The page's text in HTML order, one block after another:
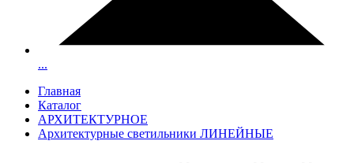
...
Главная
Каталог
АРХИТЕКТУРНОЕ
Архитектурные светильники ЛИНЕЙНЫЕ